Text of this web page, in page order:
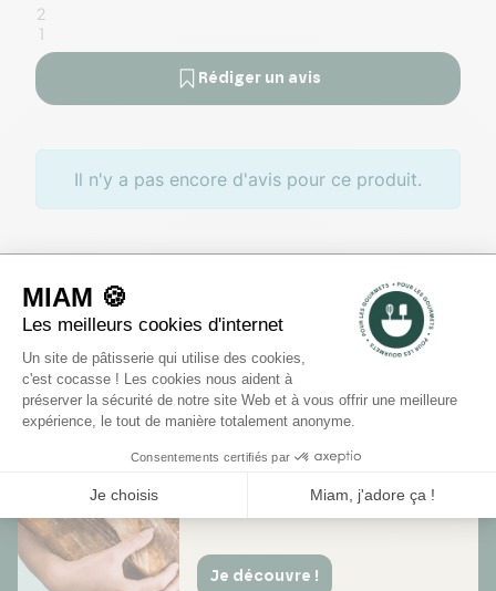
2
1
Rédiger un avis
Il n'y a pas encore d'avis pour ce produit.
Des offres toute l’année
Profitez de promotions tout au
long de l'année sur des
sélections de produits
Je découvre !